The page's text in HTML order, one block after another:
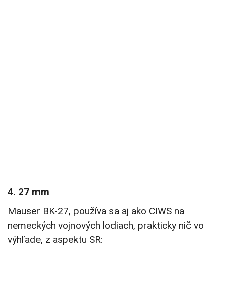
4. 27 mm
Mauser BK-27, používa sa aj ako CIWS na
nemeckých vojnových lodiach, prakticky nič vo
výhľade, z aspektu SR: